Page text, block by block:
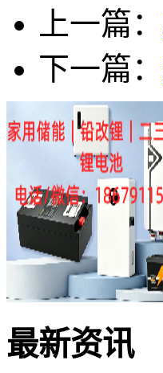
上一篇：
下一篇：
最新资讯